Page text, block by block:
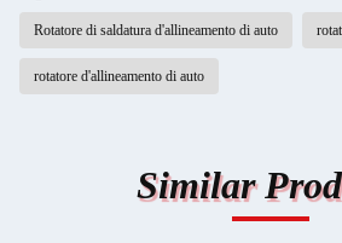
Rotatore di saldatura d'allineamento di auto
rotatore d'allineamento di auto
Similar